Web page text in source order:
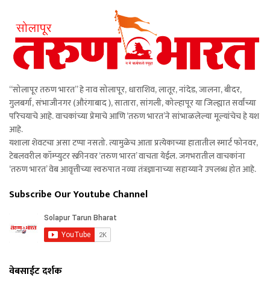
“सोलापूर तरुण भारत” हे नाव सोलापूर, धाराशिव, लातूर, नांदेड, जालना, बीदर,
गुलबर्गा, संभाजीनगर (औरंगाबाद ), सातारा, सांगली, कोल्हापूर या जिल्ह्यात सर्वांच्या
परिचयाचे आहे. वाचकांच्या प्रेमाचे आणि ‘तरुण भारत’ने सांभाळलेल्या मूल्यांचेच हे यश
आहे.
यशाला शेवटचा असा टप्पा नसतो. त्यामुळेच आता प्रत्येकाच्या हातातील स्मार्ट फोनवर,
टेबलवरील कॉम्प्युटर स्क्रीनवर ‘तरुण भारत’ वाचता येईल. जगभरातील वाचकांना
‘तरुण भारत’ वेब आवृत्तीच्या स्वरुपात नव्या तंत्रज्ञानाच्या सहाय्याने उपलब्ध होत आहे.
Subscribe Our Youtube Channel
वेबसाईट दर्शक